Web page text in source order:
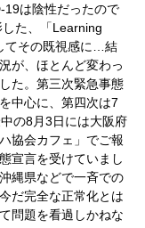
19は陰性だったので
た、「Learning
てその既視感に…結
が、ほとんど変わっ
た。第三次緊急事態
中心に、第四次は7
の8月3日には大阪府
協会カフェ」でご報
宣言を受けていまし
縄県などで一斉での
だ完全な正常化とは
問題を看過しかねな